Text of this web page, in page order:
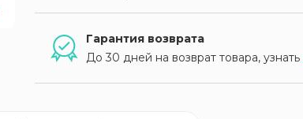
Гарантия возврата
До 30 дней на возврат товара, узнать